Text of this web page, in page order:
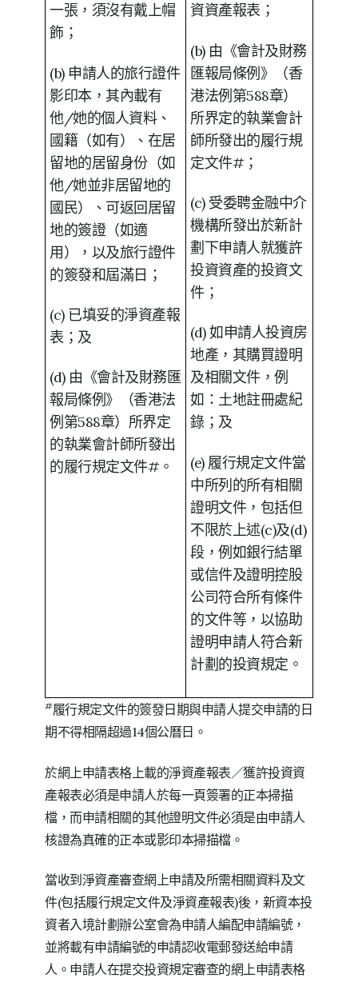
一張，須沒有戴上帽
飾；
(b) 申請人的旅行證件
影印本，其內載有
他/她的個人資料、
國籍（如有）、在居
留地的居留身份（如
他/她並非居留地的
國民）、可返回居留
地的簽證（如適
用），以及旅行證件
的簽發和屆滿日；
(c) 已填妥的淨資產報
表；及
(d) 由《會計及財務匯
報局條例》（香港法
例第588章）所界定
的執業會計師所發出
的履行規定文件#。
資資產報表；
(b) 由《會計及財務
匯報局條例》（香
港法例第588章）
所界定的執業會計
師所發出的履行規
定文件#；
(c) 受委聘金融中介
機構所發出於新計
劃下申請人就獲許
投資資產的投資文
件；
(d) 如申請人投資房
地產，其購買證明
及相關文件，例
如：土地註冊處紀
錄；及
(e) 履行規定文件當
中所列的所有相關
證明文件，包括但
不限於上述(c)及(d)
段，例如銀行結單
或信件及證明控股
公司符合所有條件
的文件等，以協助
證明申請人符合新
計劃的投資規定。
#履行規定文件的簽發日期與申請人提交申請的日
期不得相隔超過14個公曆日。
於網上申請表格上載的淨資產報表／獲許投資資
產報表必須是申請人於每一頁簽署的正本掃描
檔，而申請相關的其他證明文件必須是由申請人
核證為真確的正本或影印本掃描檔。
當收到淨資產審查網上申請及所需相關資料及文
件(包括履行規定文件及淨資產報表)後，新資本投
資者入境計劃辦公室會為申請人編配申請編號，
並將載有申請編號的申請認收電郵發送給申請
人。申請人在提交投資規定審查的網上申請表格